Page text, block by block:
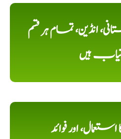
انڈین، تمام ہر قسم
ہیں
اور فوائد